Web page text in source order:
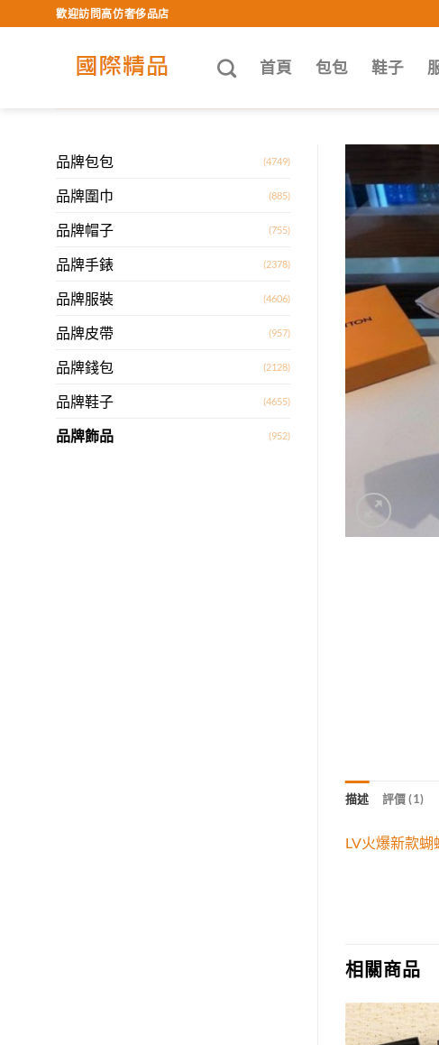
to
歡迎訪問高仿奢侈品店
首頁 包包 鞋子
品牌包包 (4749)
品牌圍巾 (885)
品牌帽子 (755)
品牌手錶 (2378)
品牌服裝 (4606)
品牌皮帶 (957)
品牌錢包 (2128)
品牌鞋子 (4655)
品牌飾品 (952)
描述 評價 (1)
LV火爆新款
相關商品